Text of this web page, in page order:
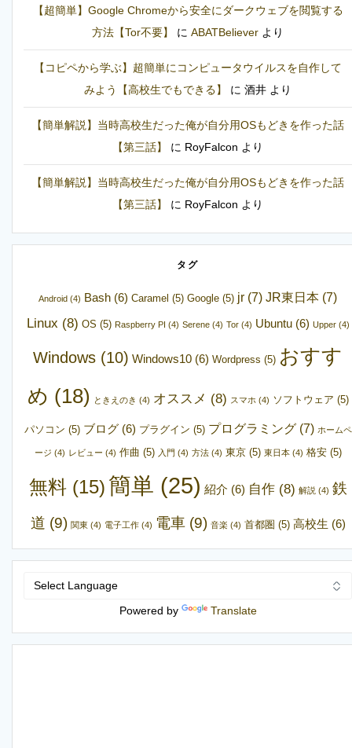
【超簡単】Google Chromeから安全にダークウェブを閲覧する
方法【Tor不要】
に ABATBeliever より
【コピペから学ぶ】超簡単にコンピュータウイルスを自作して
みよう【高校生でもできる】
に 酒井 より
【簡単解説】当時高校生だった俺が自分用OSもどきを作った話
【第三話】
に RoyFalcon より
【簡単解説】当時高校生だった俺が自分用OSもどきを作った話
【第三話】
に RoyFalcon より
タグ
Android (4) Bash (6) Caramel (5) Google (5) jr (7) JR東日本 (7)
Linux (8) OS (5) Raspberry PI (4) Serene(4) Tor(4) Ubuntu(6) Upper(4)
Windows (10) Windows10 (6) Wordpress (5) おすす
め (18) ときえのき (4) オススメ (8) スマホ (4) ソフトウェア (5)
パソコン (5) ブログ(6) プラグイン (5) プログラミング(7) ホームペ
ージ (4) レビュー (4) 作曲 (5) 入門 (4) 方法(4) 東京(5) 東日本(4) 格安(5)
無料(15) 簡単 (25) 紹介 (6) 自作(8) 解説 (4) 鉄
道 (9) 関東(4) 電子工作(4) 電車(9) 音楽 (4) 首都圏 (5) 高校生 (6)
Powered by Translate